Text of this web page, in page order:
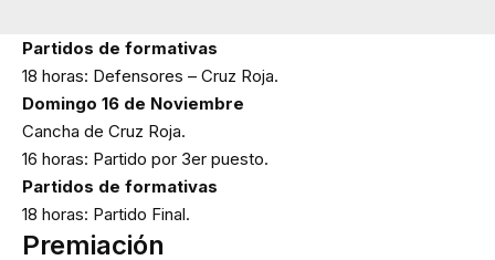
Partidos de formativas
18 horas: Defensores – Cruz Roja.
Domingo 16 de Noviembre
Cancha de Cruz Roja.
16 horas: Partido por 3er puesto.
Partidos de formativas
18 horas: Partido Final.
Premiación